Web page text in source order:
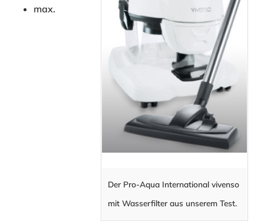
Der Pro-Aqua International vivenso
mit Wasserfilter aus unserem Test.
max.